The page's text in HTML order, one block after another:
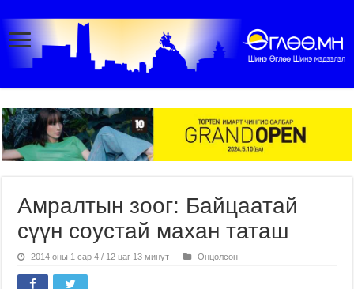
Амралтын зоог: Байцаатай
сүүн соустай махан таташ
2014 оны 1 сар 4 / 12 цаг 13 минут Онцолсон